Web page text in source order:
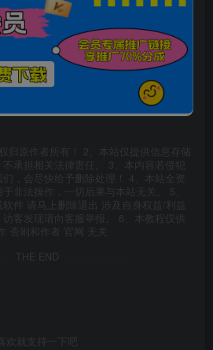
归原作者所有！ 2、本站仅提供信息存储
承担相关法律责任。 3、本内容若侵犯
，会尽快给予删除处理！ 4、本站全资
非法操作，一切后果与本站无关。 5、
件 请马上删除退出 涉及自身权益/利益
访客发现请向客服举报。 6、本教程仅供
否则和作者 官网 无关
THE END
喜欢就支持一下吧